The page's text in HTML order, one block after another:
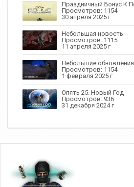
Просмотров: 1154
30 апреля 2025 г
Небольшая новость
Просмотров: 1115
11 апреля 2025 г
Небольшие обновления
Просмотров: 1154
1 февраля 2025 г
Опять 25. Новый Год
Просмотров: 936
31 декабря 2024 г